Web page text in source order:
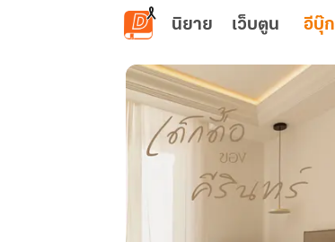
ข้ามไปยังเนื้อหาหลัก
นิยาย เว็บตูน อีบุ๊ก